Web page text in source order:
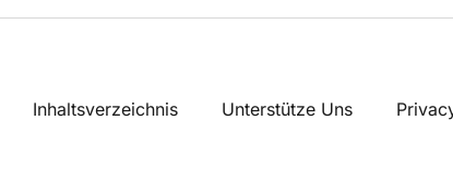
Inhaltsverzeichnis Unterstütze Uns